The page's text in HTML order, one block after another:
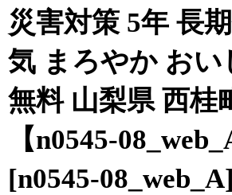
災害対策 5年 長
気 まろやか おい
無料 山梨県 西桂
【n0545-
[n0545-08_web_A]